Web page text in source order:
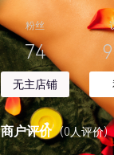
粉丝
74
无主店铺
商户评价 (0人评价)